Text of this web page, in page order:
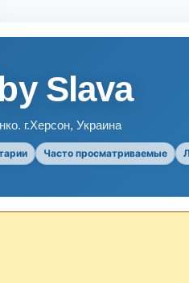
Slava
г.Херсон, Украина
Часто просматриваемые